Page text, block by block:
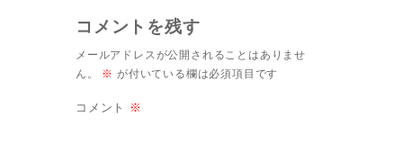
コメントを残す
メールアドレスが公開されることはありませ
ん。
※ が付いている欄は必須項目です
コメント ※